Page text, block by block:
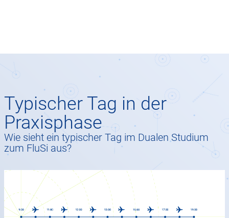
Typischer Tag in der
Praxisphase
Wie sieht ein typischer Tag im Dualen Studium
zum FluSi aus?